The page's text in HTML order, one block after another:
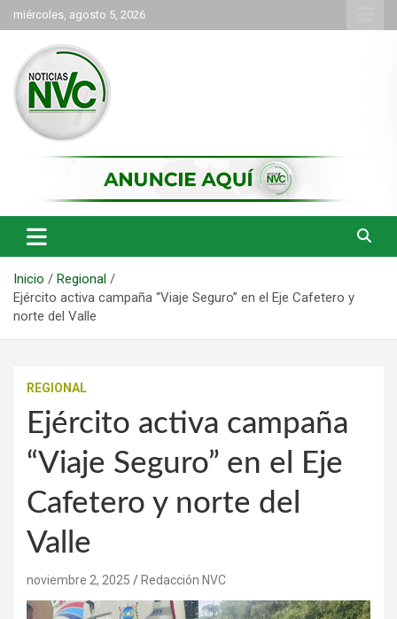
Saltar
al
contenido
miércoles, agosto 5, 2026
NVC Noticias
Inicio
Regional
Ejército activa campaña “Viaje Seguro” en el Eje Cafetero y
norte del Valle
REGIONAL
Ejército activa campaña
“Viaje Seguro” en el Eje
Cafetero y norte del
Valle
noviembre 2, 2025 Redacción NVC